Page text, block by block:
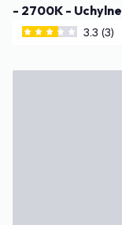
- 2700K - Uchylne
3.3 Gwiazdki oceny
3.3 (3)